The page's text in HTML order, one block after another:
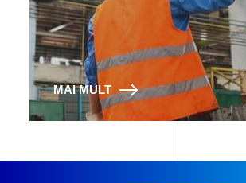
MAI MULT